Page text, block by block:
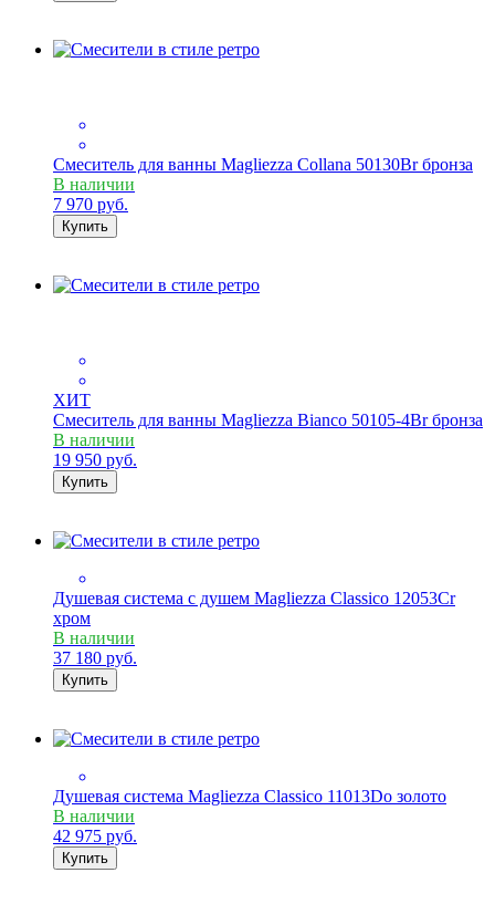
Смеситель для ванны Magliezza Collana 50130Br бронза
В наличии
7 970 руб.
Купить
ХИТ
Смеситель для ванны Magliezza Bianco 50105-4Br бронза
В наличии
19 950 руб.
Купить
Душевая система с душем Magliezza Classico 12053Cr
хром
В наличии
37 180 руб.
Купить
Душевая система Magliezza Classico 11013Do золото
В наличии
42 975 руб.
Купить